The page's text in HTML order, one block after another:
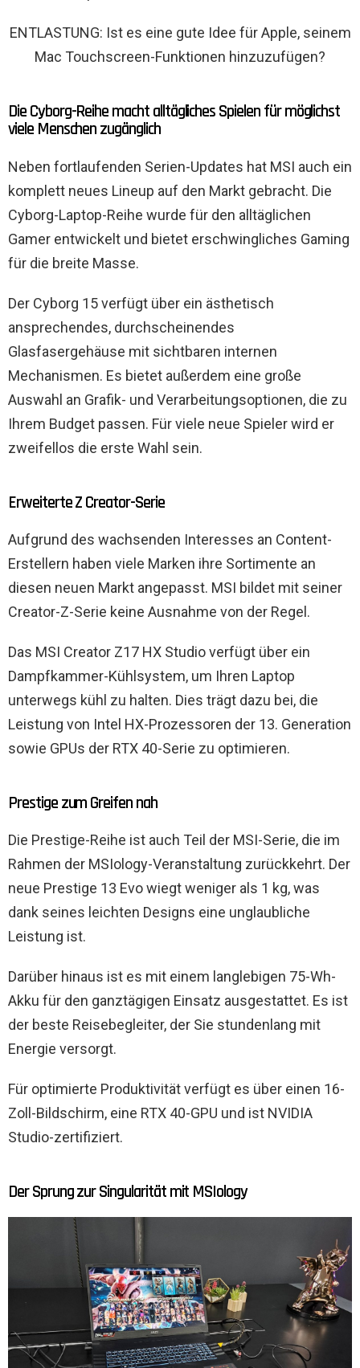
ENTLASTUNG: Ist es eine gute Idee für Apple, seinem
Mac Touchscreen-Funktionen hinzuzufügen?
Die Cyborg-Reihe macht alltägliches Spielen für möglichst
viele Menschen zugänglich
Neben fortlaufenden Serien-Updates hat MSI auch ein
komplett neues Lineup auf den Markt gebracht. Die
Cyborg-Laptop-Reihe wurde für den alltäglichen
Gamer entwickelt und bietet erschwingliches Gaming
für die breite Masse.
Der Cyborg 15 verfügt über ein ästhetisch
ansprechendes, durchscheinendes
Glasfasergehäuse mit sichtbaren internen
Mechanismen. Es bietet außerdem eine große
Auswahl an Grafik- und Verarbeitungsoptionen, die zu
Ihrem Budget passen. Für viele neue Spieler wird er
zweifellos die erste Wahl sein.
Erweiterte Z Creator-Serie
Aufgrund des wachsenden Interesses an Content-
Erstellern haben viele Marken ihre Sortimente an
diesen neuen Markt angepasst. MSI bildet mit seiner
Creator-Z-Serie keine Ausnahme von der Regel.
Das MSI Creator Z17 HX Studio verfügt über ein
Dampfkammer-Kühlsystem, um Ihren Laptop
unterwegs kühl zu halten. Dies trägt dazu bei, die
Leistung von Intel HX-Prozessoren der 13. Generation
sowie GPUs der RTX 40-Serie zu optimieren.
Prestige zum Greifen nah
Die Prestige-Reihe ist auch Teil der MSI-Serie, die im
Rahmen der MSIology-Veranstaltung zurückkehrt. Der
neue Prestige 13 Evo wiegt weniger als 1 kg, was
dank seines leichten Designs eine unglaubliche
Leistung ist.
Darüber hinaus ist es mit einem langlebigen 75-Wh-
Akku für den ganztägigen Einsatz ausgestattet. Es ist
der beste Reisebegleiter, der Sie stundenlang mit
Energie versorgt.
Für optimierte Produktivität verfügt es über einen 16-
Zoll-Bildschirm, eine RTX 40-GPU und ist NVIDIA
Studio-zertifiziert.
Der Sprung zur Singularität mit MSIology